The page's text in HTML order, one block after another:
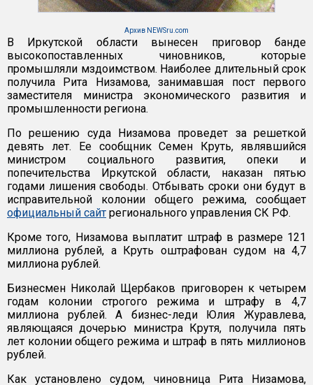
Архив NEWSru.com
В Иркутской области вынесен приговор банде
высокопоставленных чиновников, которые
промышляли мздоимством. Наиболее длительный срок
получила Рита Низамова, занимавшая пост первого
заместителя министра экономического развития и
промышленности региона.
По решению суда Низамова проведет за решеткой
девять лет. Ее сообщник Семен Круть, являвшийся
министром социального развития, опеки и
попечительства Иркутской области, наказан пятью
годами лишения свободы. Отбывать сроки они будут в
исправительной колонии общего режима, сообщает
официальный сайт регионального управления СК РФ.
Кроме того, Низамова выплатит штраф в размере 121
миллиона рублей, а Круть оштрафован судом на 4,7
миллиона рублей.
Бизнесмен Николай Щербаков приговорен к четырем
годам колонии строгого режима и штрафу в 4,7
миллиона рублей. А бизнес-леди Юлия Журавлева,
являющаяся дочерью министра Крутя, получила пять
лет колонии общего режима и штраф в пять миллионов
рублей.
Как установлено судом, чиновница Рита Низамова,